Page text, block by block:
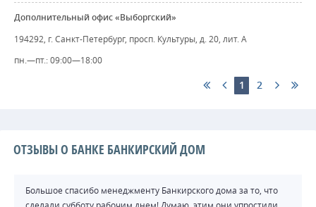
Дополнительный офис «Выборгский»
194292, г. Санкт-Петербург, просп. Культуры, д. 20, лит. А
пн.—пт.: 09:00—18:00
1 2
ОТЗЫВЫ О БАНКЕ БАНКИРСКИЙ ДОМ
Большое спасибо менеджменту Банкирского дома за то, что
сделали субботу рабочим днем! Думаю, этим они упростили